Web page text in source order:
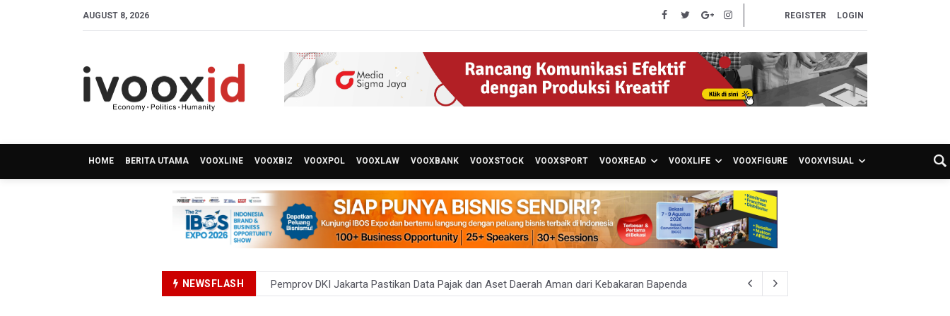
AUGUST 8, 2026 REGISTER LOGIN
HOME BERITA UTAMA VOOXLINE VOOXBIZ VOOXPOL VOOXLAW VOOXBANK VOOXSTOCK VOOXSPORT VOOXREAD VOOXLIFE VOOXFIGURE VOOXVISUAL
NEWSFLASH
Pemprov DKI Jakarta Pastikan Data Pajak dan Aset Daerah Aman dari Kebakaran Bapenda